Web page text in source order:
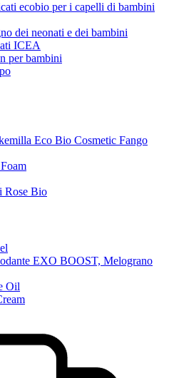
ecobio per i capelli di bambini
dei neonati e dei bambini
ICEA
per bambini
Eco Bio Cosmetic Fango
Rose Bio
EXO BOOST, Melograno
Oil